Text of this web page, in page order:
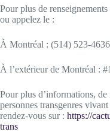
Pour plus de
ou appelez le :
À Montréal : (514) 523-
À l’extérieur de Montréal :
Pour plus d’informations, de
personnes transgenres
rendez-vous sur : https://
trans